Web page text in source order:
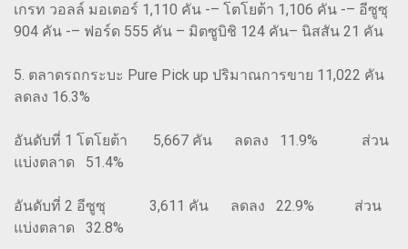
เกรท วอลล์ มอเตอร์ 1,110 คัน -– โตโยต้า 1,106 คัน -– อีซูซุ
904 คัน -– ฟอร์ด 555 คัน – มิตซูบิชิ 124 คัน– นิสสัน 21 คัน
5. ตลาดรถกระบะ Pure Pick up ปริมาณการขาย 11,022 คัน
ลดลง 16.3%
อันดับที่ 1 โตโยต้า 5,667 คัน ลดลง 11.9% ส่วน
แบ่งตลาด 51.4%
อันดับที่ 2 อีซูซุ 3,611 คัน ลดลง 22.9% ส่วน
แบ่งตลาด 32.8%